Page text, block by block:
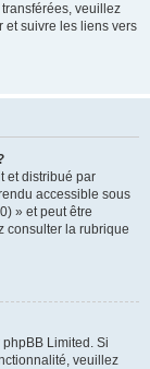
veuillez
et suivre les liens vers
et distribué par
accessible sous
» et peut être
consulter la rubrique
Limited. Si
veuillez